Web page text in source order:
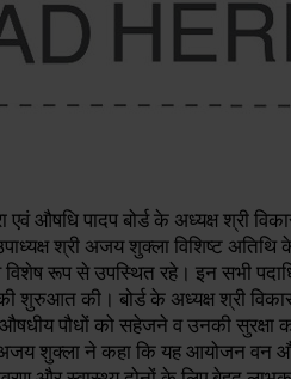
औषधि पादप बोर्ड के अध्यक्ष श्री
श्री अजय शुक्ला विशिष्ट
रूप से उपस्थित रहे। इन सभी
शुरुआत की। बोर्ड के अध्यक्ष श्री
औषधीय पौधों को सहेजने व उनकी सुरक्षा
अजय शुक्ला ने कहा कि ​यह आयोजन